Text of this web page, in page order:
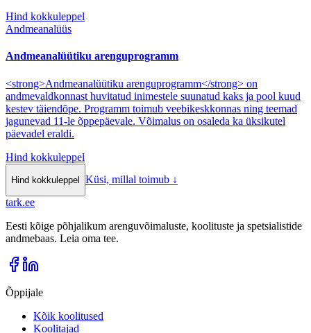
Hind kokkuleppel
Andmeanalüüs
Andmeanalüütiku arenguprogramm
<strong>Andmeanalüütiku arenguprogramm</strong> on
andmevaldkonnast huvitatud inimestele suunatud kaks ja pool kuud
kestev täiendõpe. Programm toimub veebikeskkonnas ning teemad
jagunevad 11-le õppepäevale. Võimalus on osaleda ka üksikutel
päevadel eraldi.
Hind kokkuleppel
Hind kokkuleppel Küsi, millal toimub ↓
tark.ee
Eesti kõige põhjalikum arenguvõimaluste, koolituste ja spetsialistide
andmebaas. Leia oma tee.
Õppijale
Kõik koolitused
Koolitajad